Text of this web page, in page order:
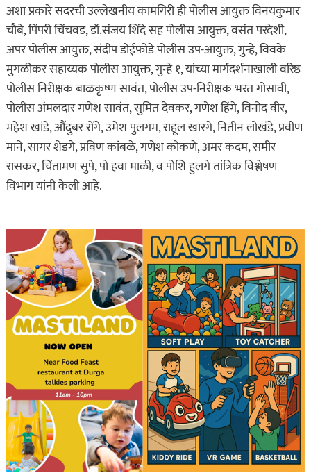
अशा प्रकारे सदरची उल्लेखनीय कामगिरी ही पोलीस आयुक्त विनयकुमार
चौबे, पिंपरी चिंचवड, डॉ.संजय शिंदे सह पोलीस आयुक्त, वसंत परदेशी,
अपर पोलीस आयुक्त, संदीप डोईफोडे पोलीस उप-आयुक्त, गुन्हे, विवके
मुगळीकर सहाय्यक पोलीस आयुक्त, गुन्हे १, यांच्या मार्गदर्शनाखाली वरिष्ठ
पोलीस निरीक्षक बाळकृष्ण सावंत, पोलीस उप-निरीक्षक भरत गोसावी,
पोलीस अंमलदार गणेश सावंत, सुमित देवकर, गणेश हिंगे, विनोद वीर,
महेश खांडे, औंदुबर रोंगे, उमेश पुलगम, राहूल खारगे, नितीन लोखंडे, प्रवीण
माने, सागर शेडगे, प्रविण कांबळे, गणेश कोकणे, अमर कदम, समीर
रासकर, चिंतामण सुपे, पो हवा माळी, व पोशि हुलगे तांत्रिक विश्लेषण
विभाग यांनी केली आहे.